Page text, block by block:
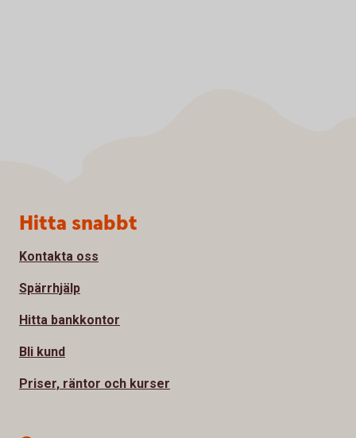
Sidfot
Hitta snabbt
Kontakta oss
Spärrhjälp
Hitta bankkontor
Bli kund
Priser, räntor och kurser